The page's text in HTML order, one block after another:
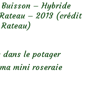
Buisson – Hybride
– 2013 (crédit
dans le potager
mini roseraie